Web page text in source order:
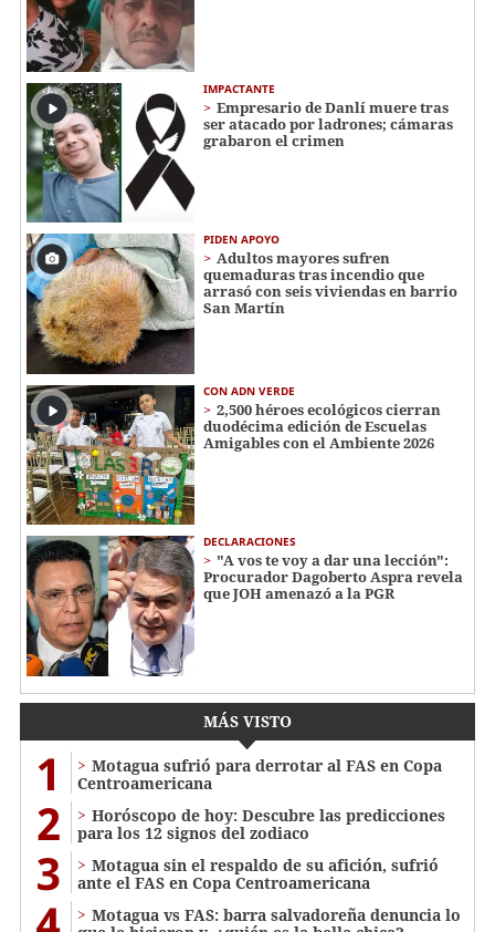
IMPACTANTE
Empresario de Danlí muere tras
ser atacado por ladrones; cámaras
grabaron el crimen
PIDEN APOYO
Adultos mayores sufren
quemaduras tras incendio que
arrasó con seis viviendas en barrio
San Martín
CON ADN VERDE
2,500 héroes ecológicos cierran
duodécima edición de Escuelas
Amigables con el Ambiente 2026
DECLARACIONES
"A vos te voy a dar una lección":
Procurador Dagoberto Aspra revela
que JOH amenazó a la PGR
MÁS VISTO
1
Motagua sufrió para derrotar al FAS en Copa
Centroamericana
2
Horóscopo de hoy: Descubre las predicciones
para los 12 signos del zodiaco
3
Motagua sin el respaldo de su afición, sufrió
ante el FAS en Copa Centroamericana
Motagua vs FAS: barra salvadoreña denuncia lo